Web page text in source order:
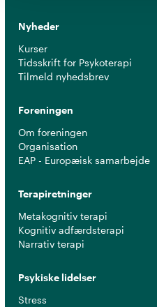
Nyheder
Kurser
Tidsskrift for Psykoterapi
Tilmeld nyhedsbrev
Foreningen
Om foreningen
Organisation
EAP - Europæisk samarbejde
Terapiretninger
Metakognitiv terapi
Kognitiv adfærdsterapi
Narrativ terapi
Psykiske lidelser
Stress